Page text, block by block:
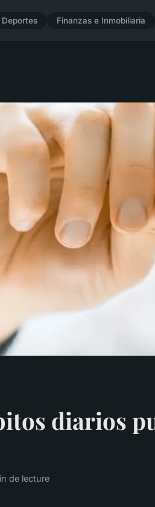
Deportes Finanzas e Inmobiliaria
diarios
de lecture